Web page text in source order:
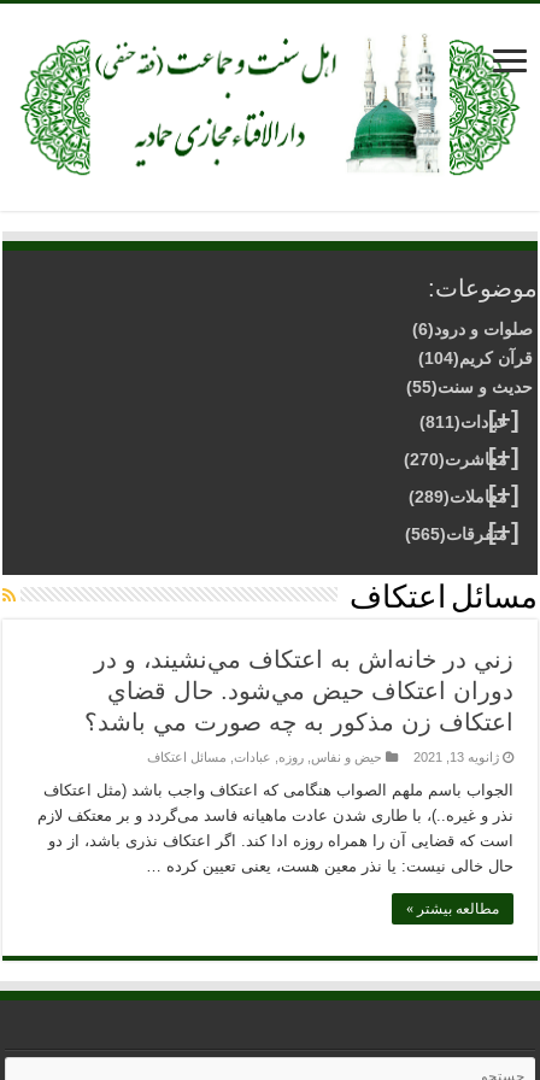
موضوعات:
صلوات و درود(6)
قرآن کریم(104)
حدیث و سنت(55)
[+]
عبادات(811)
[+]
معاشرت(270)
[+]
معاملات(289)
[+]
متفرقات(565)
مسائل اعتکاف
زني در خانه‌اش به اعتكاف مي‌نشيند، و در
دوران اعتكاف حيض مي‌شود. حال قضاي
اعتكاف زن مذكور به چه صورت مي باشد؟
ژانویه 13, 2021 حیض و نفاس ,روزه عبادات مسائل اعتکاف
الجواب باسم ملهم الصواب هنگامی که اعتکاف واجب باشد (مثل اعتکاف
نذر و غیره..)، با طاری شدن عادت ماهیانه فاسد می‌گردد و بر معتکف لازم
است که قضایی آن را همراه روزه ادا کند. اگر اعتکاف نذری باشد، از دو
حال خالی نیست: یا نذر معین هست، یعنی تعیین کرده …
مطالعه بیشتر »